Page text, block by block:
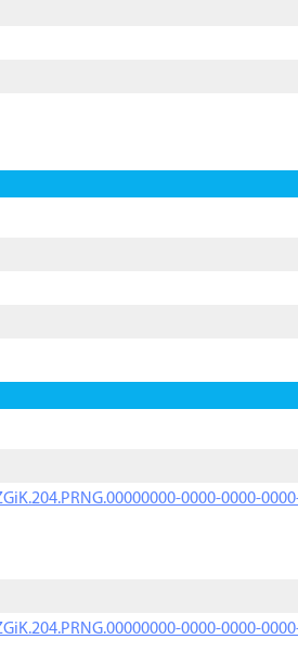
0000-0000-
0000-0000-